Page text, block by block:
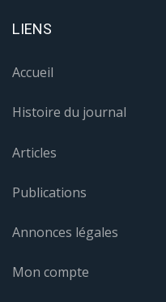
LIENS
Accueil
Histoire du journal
Articles
Publications
Annonces légales
Mon compte